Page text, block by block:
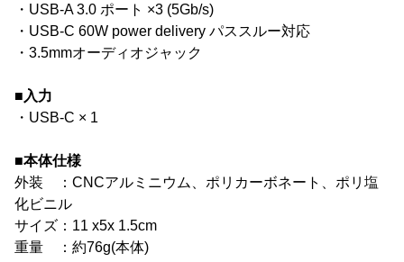
・USB-A 3.0 ポート ×3 (5Gb/s)
・USB-C 60W power delivery パススルー対応
・3.5mmオーディオジャック
■入力
・USB-C × 1
■本体仕様
外装 ：CNCアルミニウム、ポリカーボネート、ポリ塩
化ビニル
サイズ：11 x5x 1.5cm
重量 ：約76g(本体)